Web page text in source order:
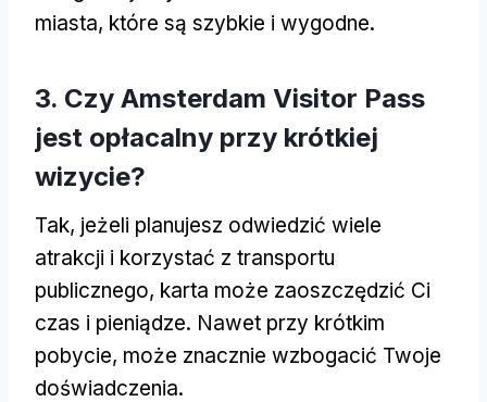
miasta, które są szybkie i wygodne.
3. Czy Amsterdam Visitor Pass
jest opłacalny przy krótkiej
wizycie?
Tak, jeżeli planujesz odwiedzić wiele
atrakcji i korzystać z transportu
publicznego, karta może zaoszczędzić Ci
czas i pieniądze. Nawet przy krótkim
pobycie, może znacznie wzbogacić Twoje
doświadczenia.